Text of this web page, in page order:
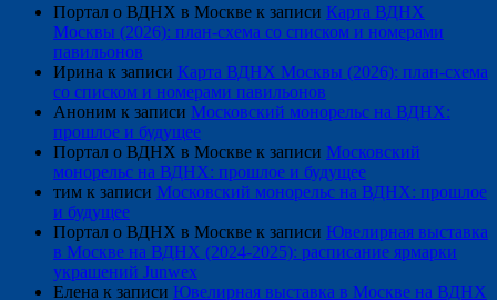
Портал о ВДНХ в Москве к записи Карта ВДНХ
Москвы (2026): план-схема со списком и номерами
павильонов
Ирина к записи Карта ВДНХ Москвы (2026): план-схема
со списком и номерами павильонов
Аноним к записи Московский монорельс на ВДНХ:
прошлое и будущее
Портал о ВДНХ в Москве к записи Московский
монорельс на ВДНХ: прошлое и будущее
тим к записи Московский монорельс на ВДНХ: прошлое
и будущее
Портал о ВДНХ в Москве к записи Ювелирная выставка
в Москве на ВДНХ (2024-2025): расписание ярмарки
украшений Junwex
Елена к записи Ювелирная выставка в Москве на ВДНХ